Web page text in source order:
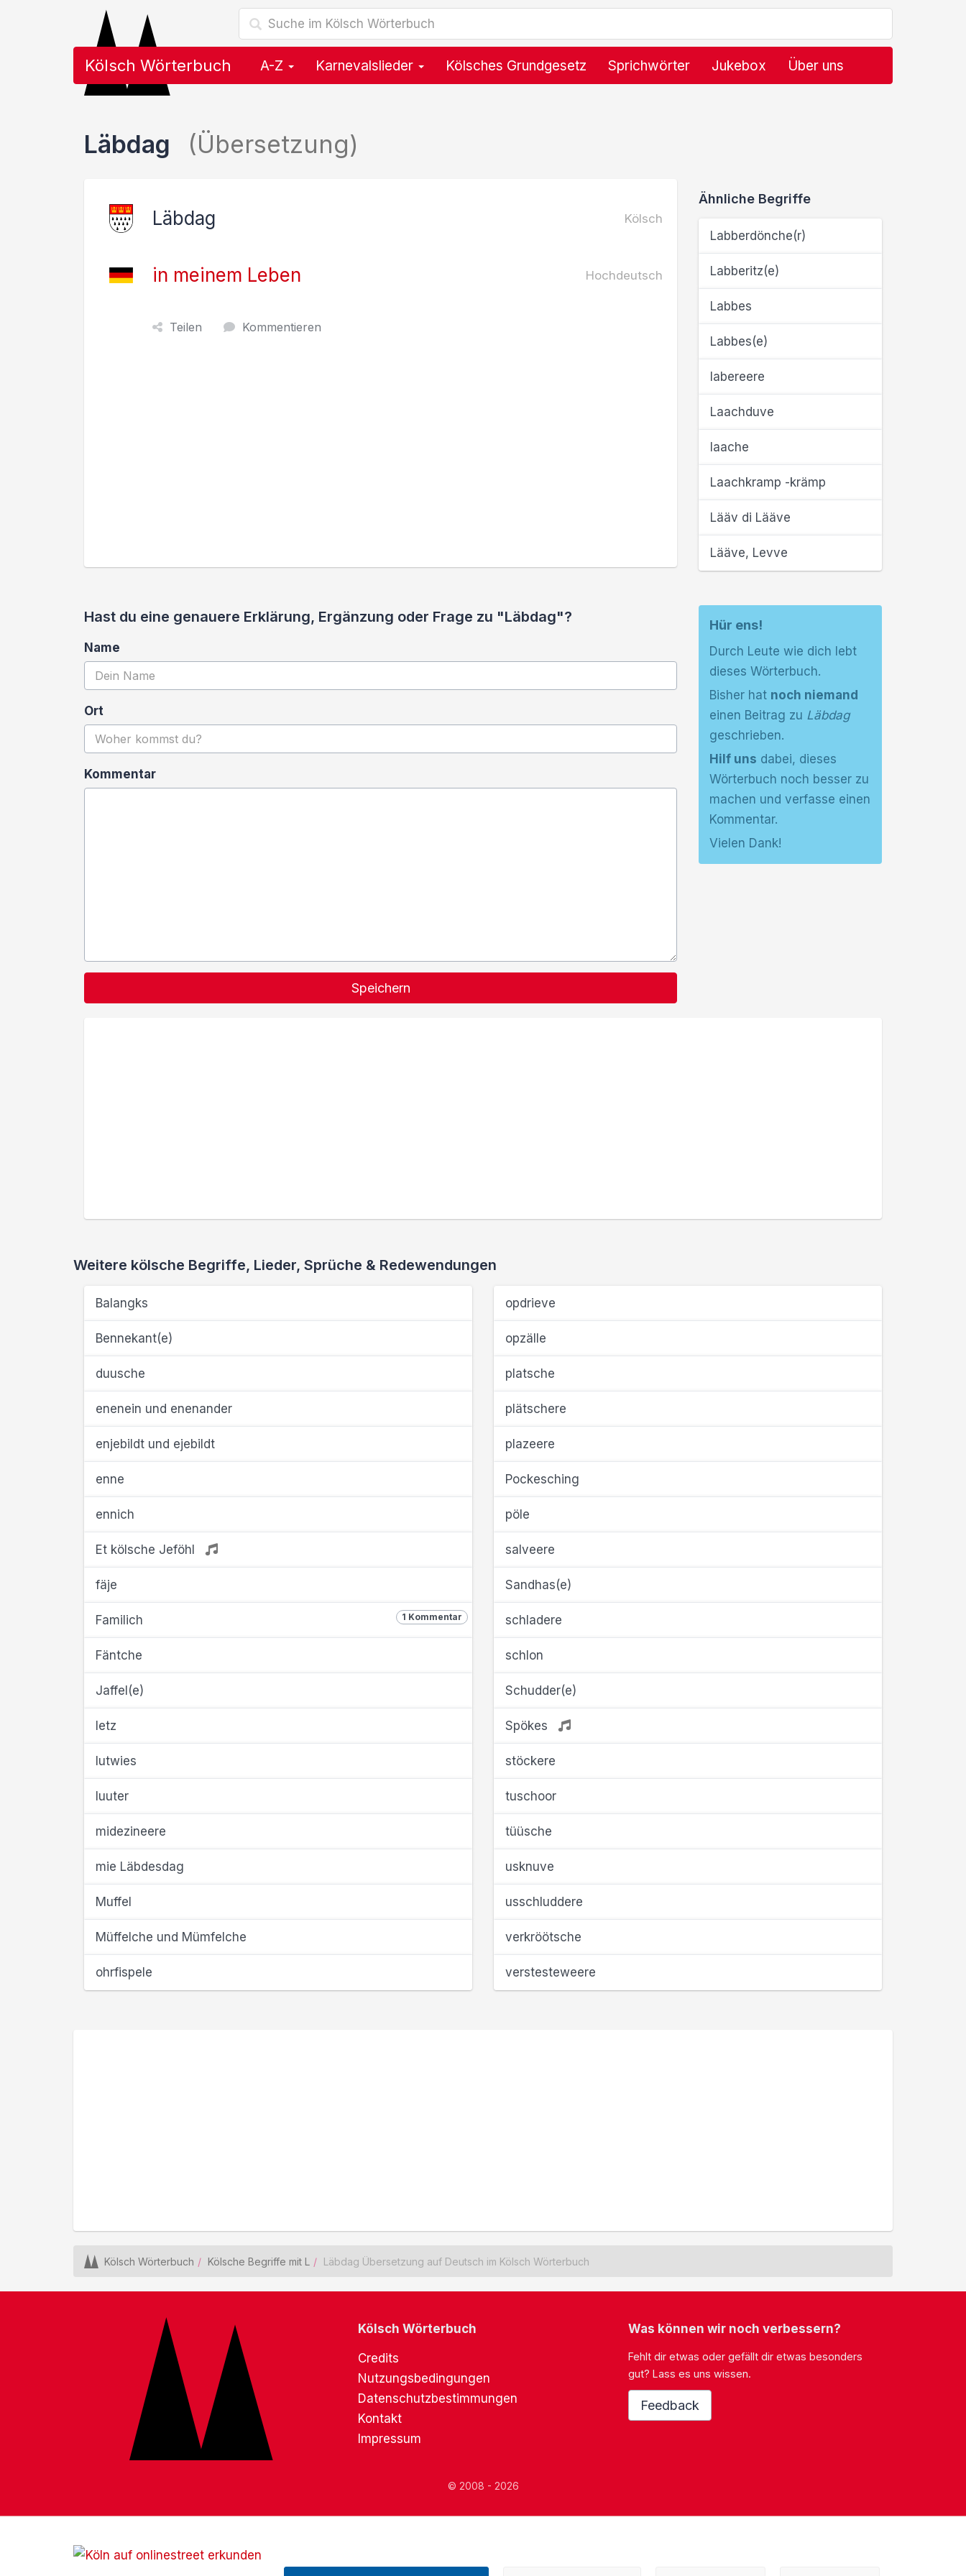
Kölsch Wörterbuch A-Z Karnevalslieder Kölsches Grundgesetz Sprichwörter Jukebox Über uns
Läbdag (Übersetzung)
Läbdag Kölsch
in meinem Leben Hochdeutsch
Teilen Kommentieren
Ähnliche Begriffe
Labberdönche(r)
Labberitz(e)
Labbes
Labbes(e)
labereere
Laachduve
laache
Laachkramp -krämp
Lääv di Lääve
Lääve, Levve
Hast du eine genauere Erklärung, Ergänzung oder Frage zu "Läbdag"?
Name
Ort
Kommentar
Speichern
Hür ens!
Durch Leute wie dich lebt
dieses Wörterbuch.
Bisher hat noch niemand
einen Beitrag zu Läbdag
geschrieben.
Hilf uns dabei, dieses
Wörterbuch noch besser zu
machen und verfasse einen
Kommentar.
Vielen Dank!
Weitere kölsche Begriffe, Lieder, Sprüche & Redewendungen
Balangks
Bennekant(e)
duusche
enenein und enenander
enjebildt und ejebildt
enne
ennich
Et kölsche Jeföhl
fäje
1 Kommentar
Familich
Fäntche
Jaffel(e)
letz
lutwies
luuter
midezineere
mie Läbdesdag
Muffel
Müffelche und Mümfelche
ohrfispele
opdrieve
opzälle
platsche
plätschere
plazeere
Pockesching
pöle
salveere
Sandhas(e)
schladere
schlon
Schudder(e)
Spökes
stöckere
tuschoor
tüüsche
usknuve
usschluddere
verkröötsche
verstesteweere
Kölsch Wörterbuch Kölsche Begriffe mit L Läbdag Übersetzung auf Deutsch im Kölsch Wörterbuch
Kölsch Wörterbuch
Credits
Nutzungsbedingungen
Datenschutzbestimmungen
Kontakt
Impressum
Was können wir noch verbessern?
Fehlt dir etwas oder gefällt dir etwas besonders
gut? Lass es uns wissen.
Feedback
© 2008 - 2026